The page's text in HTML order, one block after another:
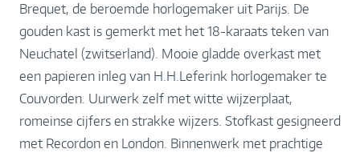
Brequet, de beroemde horlogemaker uit Parijs. De
gouden kast is gemerkt met het 18-karaats teken van
Neuchatel (zwitserland). Mooie gladde overkast met
een papieren inleg van H.H.Leferink horlogemaker te
Couvorden. Uurwerk zelf met witte wijzerplaat,
romeinse cijfers en strakke wijzers. Stofkast gesigneerd
met Recordon en London. Binnenwerk met prachtige